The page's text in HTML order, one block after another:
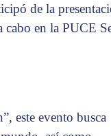
de la
cabo en la PUCE
este evento busca